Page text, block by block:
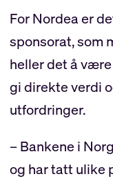
For Nordea er
sponsorat, som
heller det å
gi direkte verdi
utfordringer.
– Bankene i
og har tatt ulike